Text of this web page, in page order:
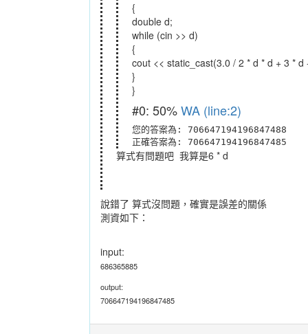
{
double d;
while (cin >> d)
{
cout << static_cast(3.0 / 2 * d * d + 3 *
}
}
#0: 50%WA (line:2)
您的答案為: 706647194196847488
正確答案為: 706647194196847485
算式有問題吧 我算是6 * d
說錯了 算式沒問題，確實是誤差的關係
測資如下：
input:
686365885
output:
706647194196847485